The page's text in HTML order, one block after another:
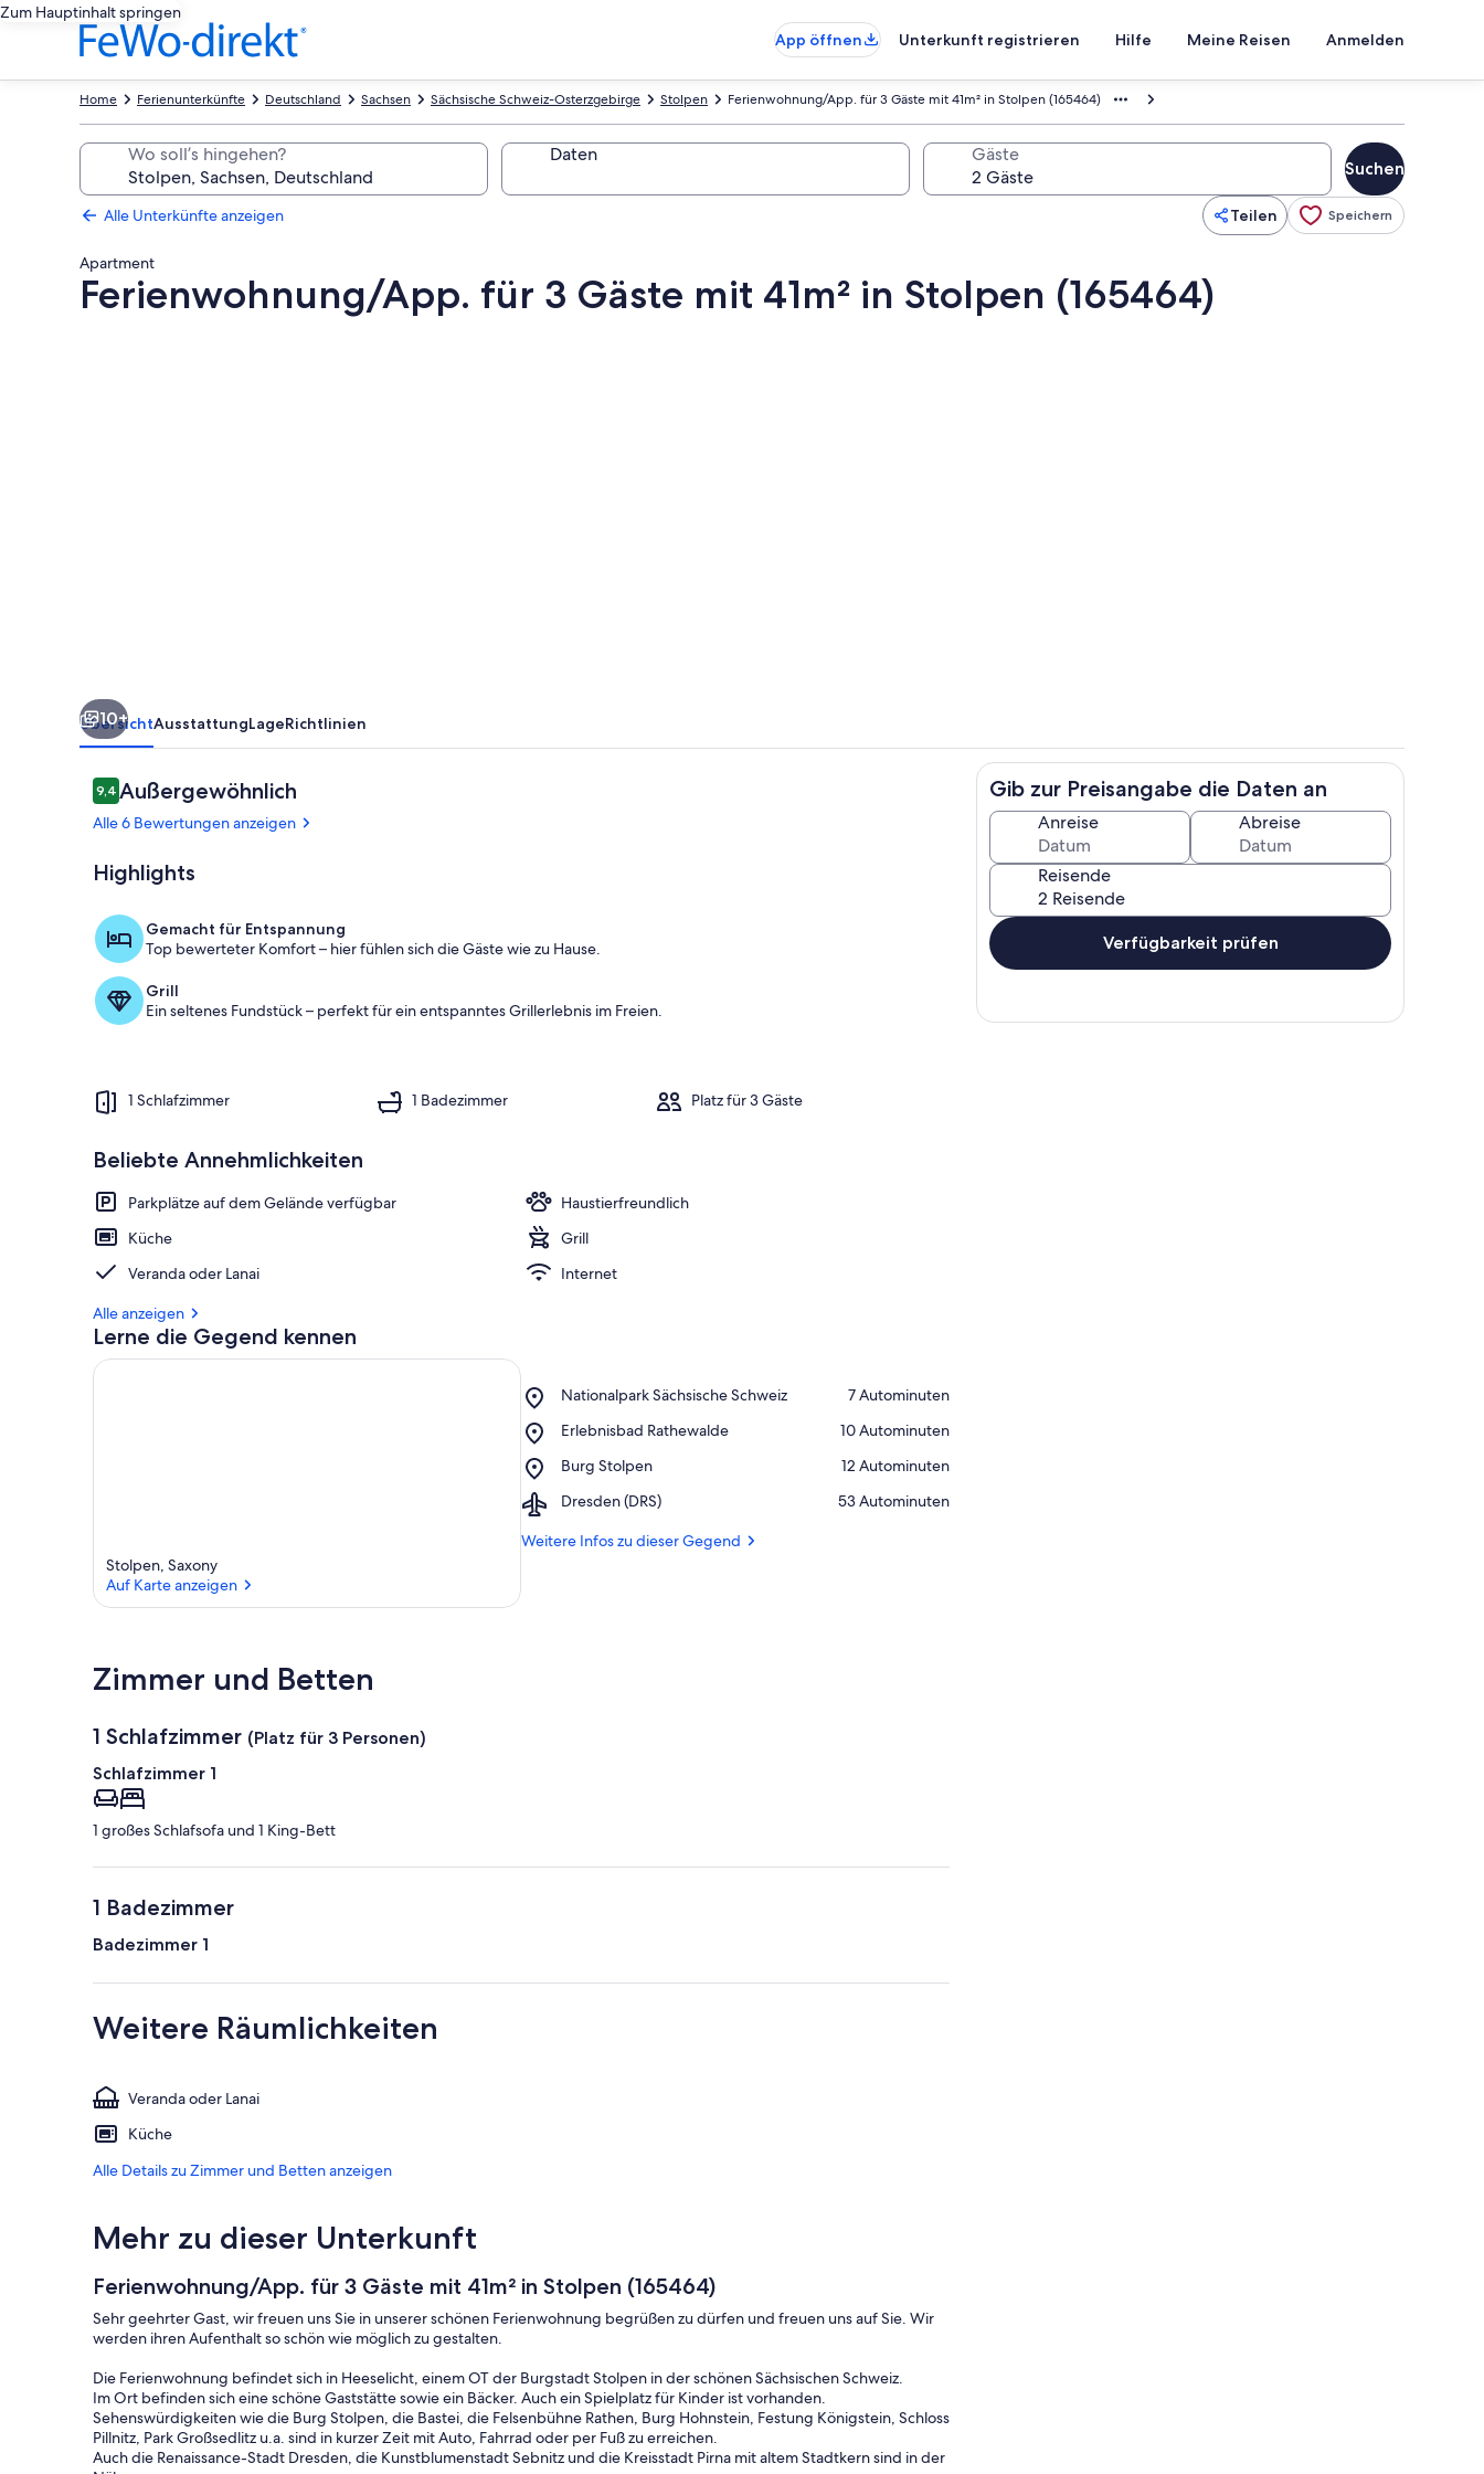
Zum Hauptinhalt springen
App öffnen
Unterkunft registrieren Hilfe Meine Reisen Anmelden
Ferienwohnung/App. für 3 Gäste mit 41m² in Stolpen (165464)
Stolpen
Sächsische Schweiz-Osterzgebirge
Sachsen
Deutschland
Ferienunterkünfte
Home
Wo soll’s hingehen? Daten Gäste
Suchen
Alle Unterkünfte anzeigen Teilen Speichern
Apartment
Ferienwohnung/App. für 3 Gäste mit 41m² in Stolpen (165464)
Speisen im Freien Zimmer
10+
ÜbersichtAusstattungLageRichtlinien
Bewertungen
9,49,4 von 10.
Außergewöhnlich
Alle 6 Bewertungen anzeigen
Highlights
Gemacht für Entspannung
Top bewerteter Komfort – hier fühlen sich die Gäste wie zu Hause.
Grill
Ein seltenes Fundstück – perfekt für ein entspanntes Grillerlebnis im Freien.
1 Schlafzimmer 1 Badezimmer Platz für 3 Gäste
Beliebte Annehmlichkeiten
Parkplätze auf dem Gelände verfügbar
Haustierfreundlich
Küche
Grill
Veranda oder Lanai
Internet
Alle anzeigen
Lerne die Gegend kennen
Stolpen, Saxony
Auf Karte anzeigen
Nationalpark Sächsische Schweiz
Place,
Sächsische
‪7 Autominuten‬
Erlebnisbad Rathewalde
Place,
Rathewalde
‪10 Autominuten‬
Burg Stolpen
Place,
Stolpen
‪12 Autominuten‬
Dresden (DRS)
Airport,
(DRS)
‪53 Autominuten‬
Weitere Infos zu dieser Gegend
Zimmer und Betten
1 Schlafzimmer (Platz für 3 Personen)
Schlafzimmer 1
1 großes Schlafsofa und 1 King-Bett
1 Badezimmer
Badezimmer 1
Weitere Räumlichkeiten
Veranda oder Lanai
Küche
Alle Details zu Zimmer und Betten anzeigen
Mehr zu dieser Unterkunft
Ferienwohnung/App. für 3 Gäste mit 41m² in Stolpen (165464)
Sehr geehrter Gast, wir freuen uns Sie in unserer schönen Ferienwohnung begrüßen zu dürfen und freuen uns auf Sie. Wir
werden ihren Aufenthalt so schön wie möglich zu gestalten.
Die Ferienwohnung befindet sich in Heeselicht, einem OT der Burgstadt Stolpen in der schönen Sächsischen Schweiz.
Im Ort befinden sich eine schöne Gaststätte sowie ein Bäcker. Auch ein Spielplatz für Kinder ist vorhanden.
Sehenswürdigkeiten wie die Burg Stolpen, die Bastei, die Felsenbühne Rathen, Burg Hohnstein, Festung Königstein, Schloss
Pillnitz, Park Großsedlitz u.a. sind in kurzer Zeit mit Auto, Fahrrad oder per Fuß zu erreichen.
Auch die Renaissance-Stadt Dresden, die Kunstblumenstadt Sebnitz und die Kreisstadt Pirna mit altem Stadtkern sind in der
Gib zur Preisangabe die Daten an
Anreise Abreise
Reisende
Verfügbarkeit prüfen